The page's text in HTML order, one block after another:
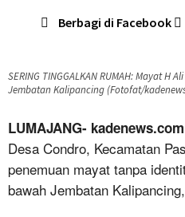
Berbagi di Facebook
SERING TINGGALKAN RUMAH: Mayat
Jembatan Kalipancing (Fotofat/
LUMAJANG-
Desa Condro, Kecamatan
penemuan mayat tanpa
bawah Jembatan